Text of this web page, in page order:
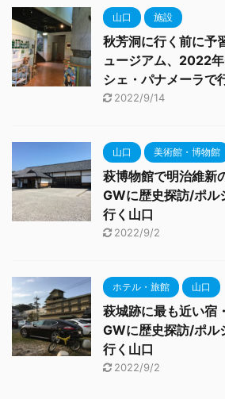
山口 施設
秋芳洞に行く前に予
ュージアム、2022
シェ・パナメーラで
2022/9/14
山口 美術館・博物館
萩博物館で明治維新
GWに歴史探訪/ポル
行く山口
2022/9/2
ホテル・旅館 山口
萩城跡に最も近い宿
GWに歴史探訪/ポル
行く山口
2022/9/2